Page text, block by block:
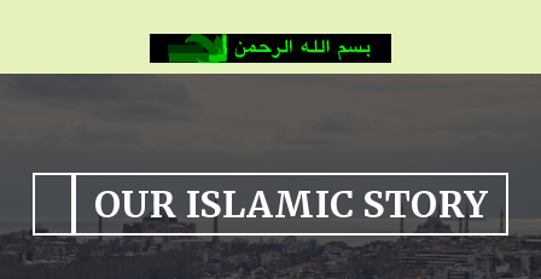
OUR ISLAMIC STORY